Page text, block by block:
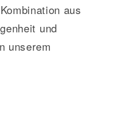
aus
und
unserem